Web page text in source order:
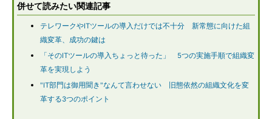
併せて読みたい関連記事
テレワークやITツールの導入だけでは不十分 新常態に向けた組
織変革、成功の鍵は
「そのITツールの導入ちょっと待った」 5つの実施手順で組織変
革を実現しよう
"IT部門は御用聞き"なんて言わせない 旧態依然の組織文化を変
革する3つのポイント